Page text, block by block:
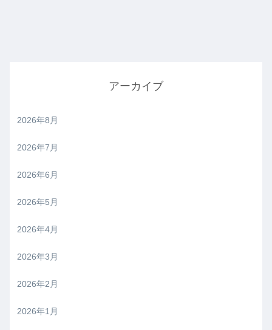
アーカイブ
2026年8月
2026年7月
2026年6月
2026年5月
2026年4月
2026年3月
2026年2月
2026年1月